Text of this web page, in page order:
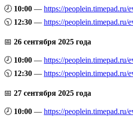
🕗 10:00 — https://peoplein.timepad.ru/
🕥 12:30 — https://peoplein.timepad.ru/
📅 26 сентября 2025 года
🕗 10:00 — https://peoplein.timepad.ru/
🕥 12:30 — https://peoplein.timepad.ru/
📅 27 сентября 2025 года
🕗 10:00 — https://peoplein.timepad.ru/